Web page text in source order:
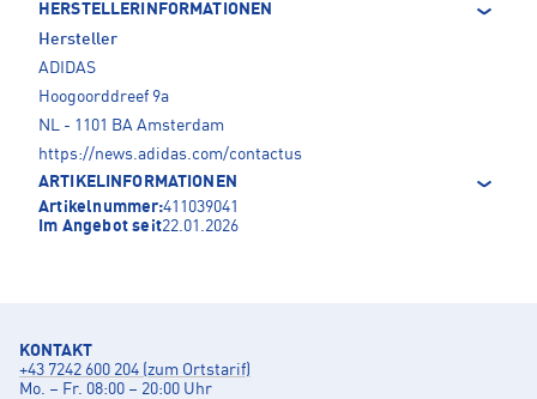
HERSTELLERINFORMATIONEN
Hersteller
ADIDAS
Hoogoorddreef 9a
NL - 1101 BA Amsterdam
https://news.adidas.com/contactus
ARTIKELINFORMATIONEN
Artikelnummer:411039041
Im Angebot seit22.01.2026
KONTAKT
+43 7242 600 204 (zum Ortstarif)
Mo. – Fr. 08:00 – 20:00 Uhr